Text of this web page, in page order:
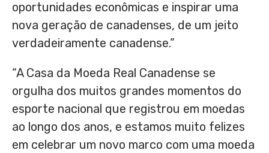
oportunidades econômicas e inspirar uma
nova geração de canadenses, de um jeito
verdadeiramente canadense.”
“A Casa da Moeda Real Canadense se
orgulha dos muitos grandes momentos do
esporte nacional que registrou em moedas
ao longo dos anos, e estamos muito felizes
em celebrar um novo marco com uma moeda